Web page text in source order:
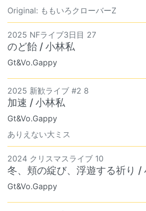
Original: ももいろクローバーZ
2025 NFライブ3日目 27
のど飴 / 小林私
Gt&Vo.Gappy
2025 新歓ライブ #2 8
加速 / 小林私
Gt&Vo.Gappy
ありえない大ミス
2024 クリスマスライブ 10
冬、頬の綻び、浮遊する祈り /
Gt&Vo.Gappy